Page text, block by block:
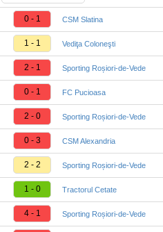
0 - 1 CSM Slatina
1 - 1 Vediţa Coloneşti
2 - 1 Sporting Roșiori-de-Vede
0 - 1 FC Pucioasa
2 - 0 Sporting Roșiori-de-Vede
0 - 3 CSM Alexandria
2 - 2 Sporting Roșiori-de-Vede
1 - 0 Tractorul Cetate
4 - 1 Sporting Roșiori-de-Vede